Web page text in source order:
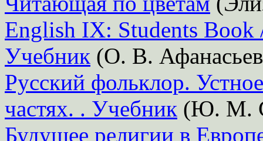
English IX: Students Book
Учебник (О. В.
Русский фольклор.
частях. . Учебник (Ю. М.
Будущее религии в